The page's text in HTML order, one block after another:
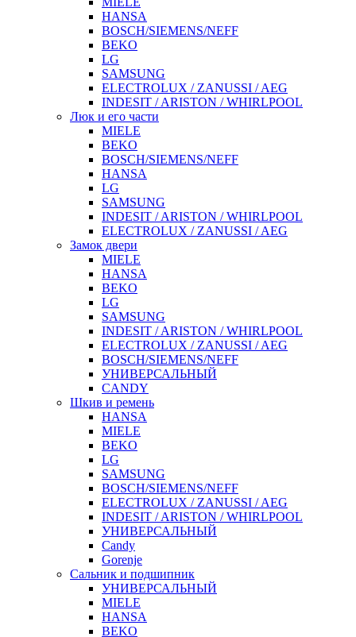
HANSA
BOSCH/SIEMENS/NEFF
BEKO
LG
SAMSUNG
ELECTROLUX / ZANUSSI / AEG
INDESIT / ARISTON / WHIRLPOOL
Люк и его части
MIELE
BEKO
BOSCH/SIEMENS/NEFF
HANSA
LG
SAMSUNG
INDESIT / ARISTON / WHIRLPOOL
ELECTROLUX / ZANUSSI / AEG
Замок двери
MIELE
HANSA
BEKO
LG
SAMSUNG
INDESIT / ARISTON / WHIRLPOOL
ELECTROLUX / ZANUSSI / AEG
BOSCH/SIEMENS/NEFF
УНИВЕРСАЛЬНЫЙ
CANDY
Шкив и ремень
HANSA
MIELE
BEKO
LG
SAMSUNG
BOSCH/SIEMENS/NEFF
ELECTROLUX / ZANUSSI / AEG
INDESIT / ARISTON / WHIRLPOOL
УНИВЕРСАЛЬНЫЙ
Candy
Gorenje
Сальник и подшипник
УНИВЕРСАЛЬНЫЙ
MIELE
HANSA
BEKO